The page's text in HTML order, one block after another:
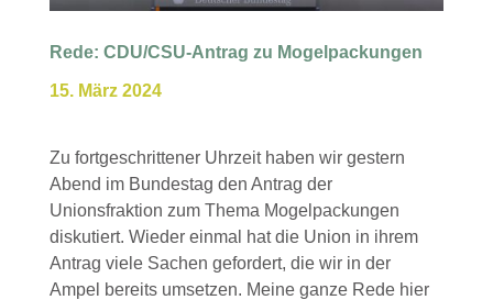
Rede: CDU/CSU-Antrag zu Mogelpackungen
15. März 2024
Zu fortgeschrittener Uhrzeit haben wir gestern
Abend im Bundestag den Antrag der
Unionsfraktion zum Thema Mogelpackungen
diskutiert. Wieder einmal hat die Union in ihrem
Antrag viele Sachen gefordert, die wir in der
Ampel bereits umsetzen. Meine ganze Rede hier